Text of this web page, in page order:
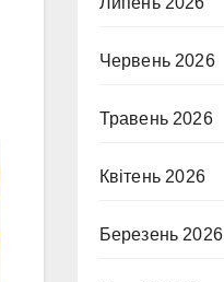
Червень 2026
Травень 2026
Квітень 2026
Березень 2026